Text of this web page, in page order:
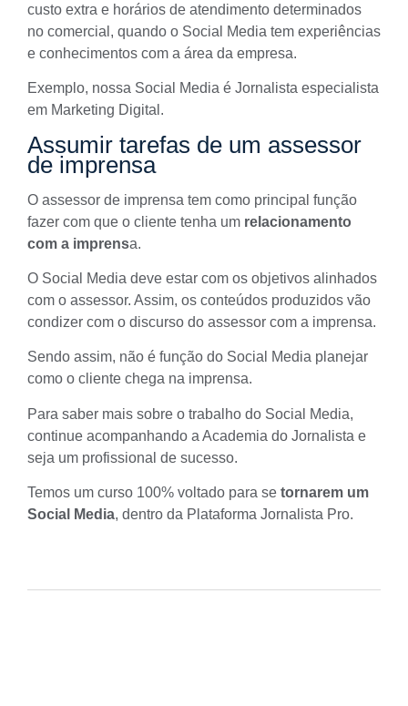
custo extra e horários de atendimento determinados
no comercial, quando o Social Media tem experiências
e conhecimentos com a área da empresa.
Exemplo, nossa Social Media é Jornalista especialista
em Marketing Digital.
Assumir tarefas de um assessor
de imprensa
O assessor de imprensa tem como principal função
fazer com que o cliente tenha um relacionamento
com a imprensa.
O Social Media deve estar com os objetivos alinhados
com o assessor. Assim, os conteúdos produzidos vão
condizer com o discurso do assessor com a imprensa.
Sendo assim, não é função do Social Media planejar
como o cliente chega na imprensa.
Para saber mais sobre o trabalho do Social Media,
continue acompanhando a Academia do Jornalista e
seja um profissional de sucesso.
Temos um curso 100% voltado para se tornarem um
Social Media, dentro da Plataforma Jornalista Pro.